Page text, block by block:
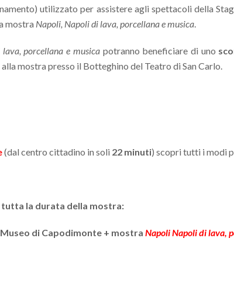
utilizzato per assistere agli spettacoli della
mostra Napoli, Napoli di lava, porcellana e musica.
porcellana e musicapotranno beneficiare di uno
mostra presso il Botteghino del Teatro di San Carlo.
(dal centro cittadino in soli 22 minuti) scopri tutti i modi
la durata della mostra:
di Capodimonte + mostra Napoli Napoli di lava,